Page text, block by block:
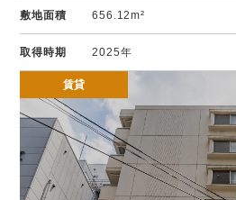
敷地面積 656.12m²
取得時期 2025年
賃貸